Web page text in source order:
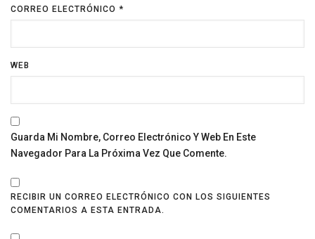
CORREO ELECTRÓNICO *
WEB
Guarda Mi Nombre, Correo Electrónico Y Web En Este
Navegador Para La Próxima Vez Que Comente.
RECIBIR UN CORREO ELECTRÓNICO CON LOS SIGUIENTES
COMENTARIOS A ESTA ENTRADA.